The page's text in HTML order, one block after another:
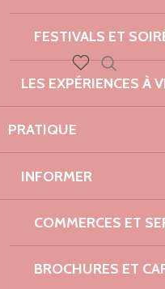
FESTIVALS ET
LES EXPÉRIENCES À
PRATIQUE
INFORMER
COMMERCES ET
BROCHURES ET
Voir les favoris
93▒▒